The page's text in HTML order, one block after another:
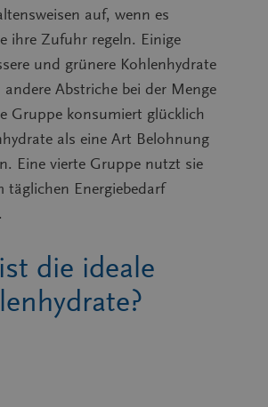
auf, wenn es
ihre Zufuhr regeln. Einige
und grünere Kohlenhydrate
Abstriche bei der Menge
Gruppe konsumiert glücklich
als eine Art Belohnung
Eine vierte Gruppe nutzt sie
täglichen Energiebedarf
die ideale